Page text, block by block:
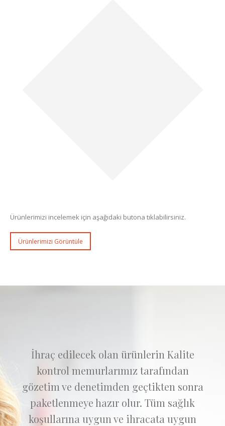
Ürünlerimizi incelemek için aşağıdaki butona tıklabilirsiniz.
Ürünlerimizi Görüntüle
İhraç edilecek olan ürünlerin Kalite
kontrol memurlarımız tarafından
gözetim ve denetimden geçtikten sonra
paketlenmeye hazır olur. Tüm sağlık
koşullarına uygun ve ihracata uygun